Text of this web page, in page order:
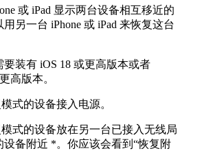
或 iPad 显示两台设备相互移近的
另一台 iPhone 或 iPad 来恢复这台
要装有 iOS 18 或更高版本或者
高版本。
式的设备接入电源。
式的设备放在另一台已接入无线局
设备附近 *。你应该会看到“恢复附